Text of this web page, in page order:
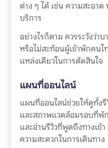
ต่าง ๆ ได้ เช่น ความสะอา
บริการ
อย่างไรก็ตาม ควรระวังว่า
หรือไม่สะท้อนผู้เข้าพักคนไ
แหล่งเดียวในการตัดสินใจ
แผนที่ออนไลน์
แผนที่ออนไลน์ช่วยให้ดูทั้งรี
และสภาพแวดล้อมรอบที่พั
และอ่านรีวิวที่พูดถึงทางเข้
ความสะดวกในการเดินทาง